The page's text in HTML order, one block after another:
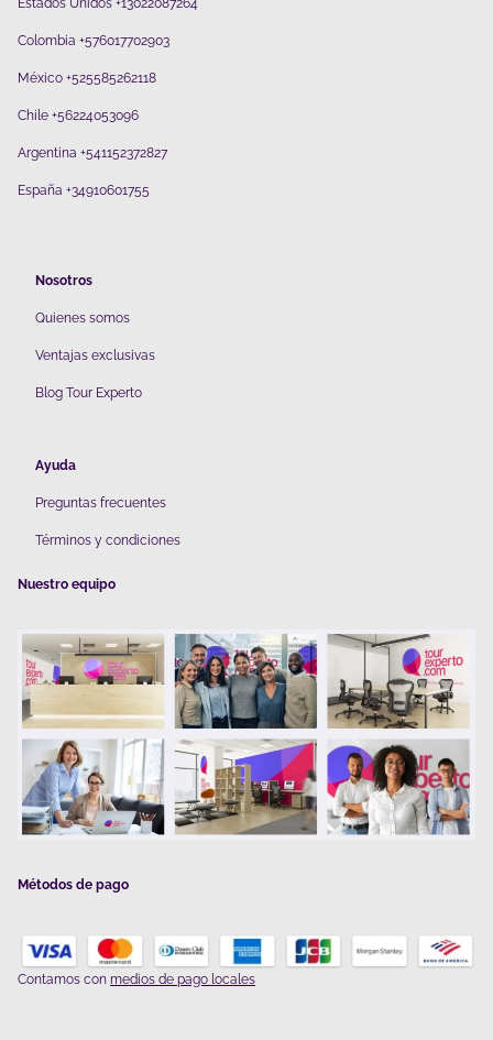
Estados Unidos +13022087264
Colombia +576017702903
México +525585262118
Chile +56224053096
Argentina +541152372827
España +34910601755
Nosotros
Quienes somos
Ventajas exclusivas
Blog Tour Experto
Ayuda
Preguntas frecuentes
Términos y condiciones
Nuestro equipo
Métodos de pago
Contamos con medios de pago locales